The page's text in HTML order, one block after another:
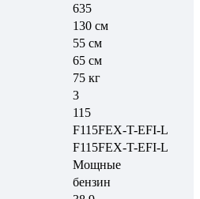
635
130 см
55 см
65 см
75 кг
3
115
F115FEX-T-EFI-L
F115FEX-T-EFI-L
Мощные
бензин